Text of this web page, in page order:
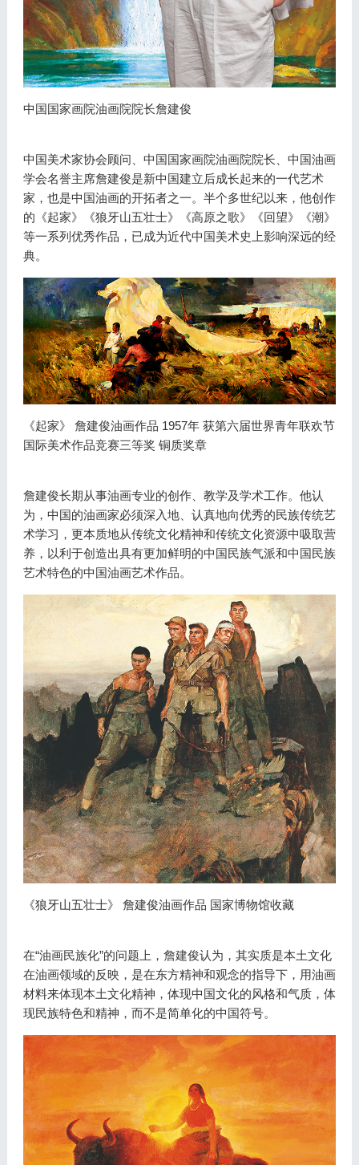
中国国家画院油画院院长詹建俊
中国美术家协会顾问、中国国家画院油画院院长、中国油画
学会名誉主席詹建俊是新中国建立后成长起来的一代艺术
家，也是中国油画的开拓者之一。半个多世纪以来，他创作
的《起家》《狼牙山五壮士》《高原之歌》《回望》《潮》
等一系列优秀作品，已成为近代中国美术史上影响深远的经
典。
《起家》 詹建俊油画作品 1957年 获第六届世界青年联欢节
国际美术作品竞赛三等奖 铜质奖章
詹建俊长期从事油画专业的创作、教学及学术工作。他认
为，中国的油画家必须深入地、认真地向优秀的民族传统艺
术学习，更本质地从传统文化精神和传统文化资源中吸取营
养，以利于创造出具有更加鲜明的中国民族气派和中国民族
艺术特色的中国油画艺术作品。
《狼牙山五壮士》 詹建俊油画作品 国家博物馆收藏
在“油画民族化”的问题上，詹建俊认为，其实质是本土文化
在油画领域的反映，是在东方精神和观念的指导下，用油画
材料来体现本土文化精神，体现中国文化的风格和气质，体
现民族特色和精神，而不是简单化的中国符号。